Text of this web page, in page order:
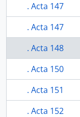
. Acta 147
. Acta 147
. Acta 148
. Acta 150
. Acta 151
. Acta 152